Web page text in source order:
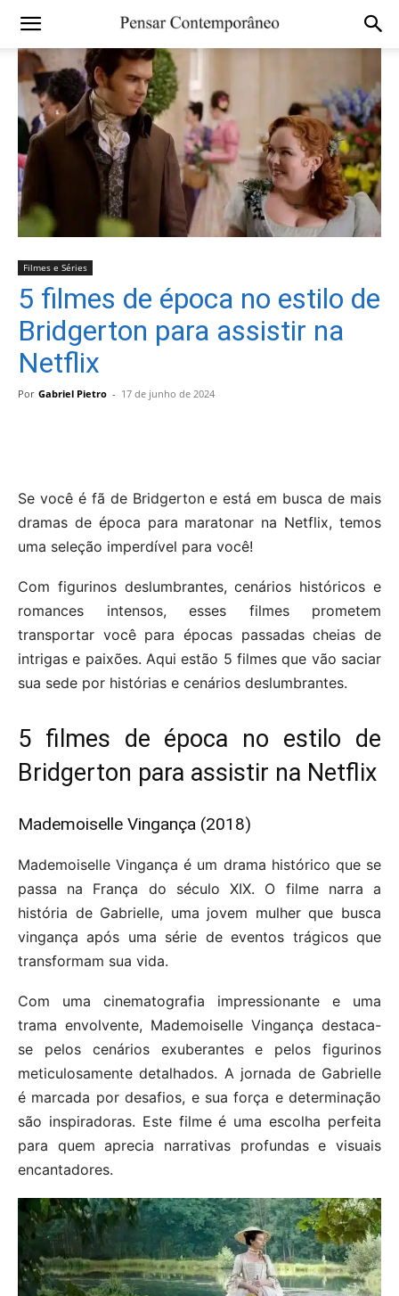
Filmes e Séries
5 filmes de época no estilo de
Bridgerton para assistir na
Netflix
Por Gabriel Pietro - 17 de junho de 2024
Se você é fã de Bridgerton e está em busca de mais
dramas de época para maratonar na Netflix, temos
uma seleção imperdível para você!
Com figurinos deslumbrantes, cenários históricos e
romances intensos, esses filmes prometem
transportar você para épocas passadas cheias de
intrigas e paixões. Aqui estão 5 filmes que vão saciar
sua sede por histórias e cenários deslumbrantes.
5 filmes de época no estilo de
Bridgerton para assistir na Netflix
Mademoiselle Vingança (2018)
Mademoiselle Vingança é um drama histórico que se
passa na França do século XIX. O filme narra a
história de Gabrielle, uma jovem mulher que busca
vingança após uma série de eventos trágicos que
transformam sua vida.
Com uma cinematografia impressionante e uma
trama envolvente, Mademoiselle Vingança destaca-
se pelos cenários exuberantes e pelos figurinos
meticulosamente detalhados. A jornada de Gabrielle
é marcada por desafios, e sua força e determinação
são inspiradoras. Este filme é uma escolha perfeita
para quem aprecia narrativas profundas e visuais
encantadores.